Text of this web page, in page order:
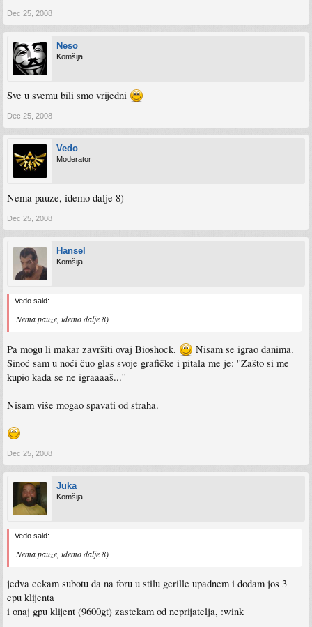
Dec 25, 2008
Neso
Komšija
Sve u svemu bili smo vrijedni
Dec 25, 2008
Vedo
Moderator
Nema pauze, idemo dalje 8)
Dec 25, 2008
Hansel
Komšija
Vedo said:
Nema pauze, idemo dalje 8)
Pa mogu li makar završiti ovaj Bioshock.
Nisam se igrao danima.
Sinoć sam u noći čuo glas svoje grafičke i pitala me je: ''Zašto si me
kupio kada se ne igraaaaš...''
Nisam više mogao spavati od straha.
Dec 25, 2008
Juka
Komšija
Vedo said:
Nema pauze, idemo dalje 8)
jedva cekam subotu da na foru u stilu gerille upadnem i dodam jos 3
cpu klijenta
i onaj gpu klijent (9600gt) zastekam od neprijatelja, :wink